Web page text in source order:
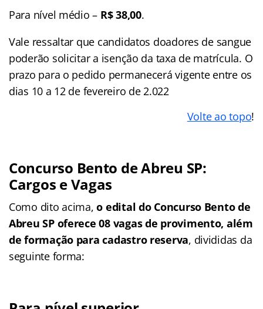
Para nível médio – R$ 38,00.
Vale ressaltar que candidatos doadores de sangue
poderão solicitar a isenção da taxa de matrícula. O
prazo para o pedido permanecerá vigente entre os
dias 10 a 12 de fevereiro de 2.022
Volte ao topo!
Concurso Bento de Abreu SP:
Cargos e Vagas
Como dito acima,o edital do Concurso Bento de
Abreu SP oferece 08 vagas de provimento, além
de formação para cadastro reserva, divididas da
seguinte forma: